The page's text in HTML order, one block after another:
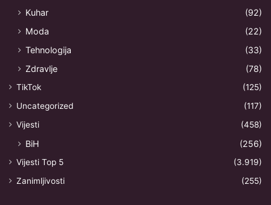
Kuhar
(92)
Moda
(22)
Tehnologija
(33)
Zdravlje
(78)
TikTok
(125)
Uncategorized
(117)
Vijesti
(458)
BiH (256)
Vijesti Top 5
(3.919)
Zanimljivosti
(255)